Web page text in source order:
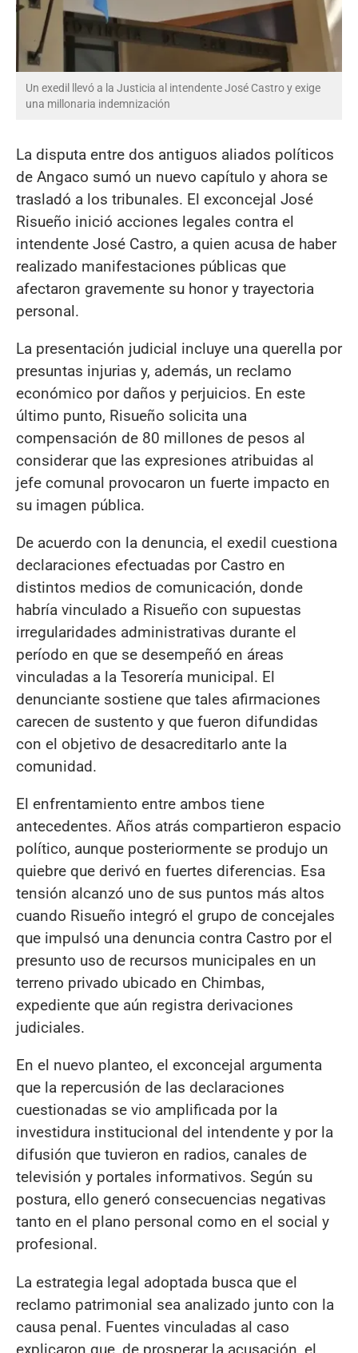
Un exedil llevó a la Justicia al intendente José Castro y exige
una millonaria indemnización
La disputa entre dos antiguos aliados políticos
de Angaco sumó un nuevo capítulo y ahora se
trasladó a los tribunales. El exconcejal José
Risueño inició acciones legales contra el
intendente José Castro, a quien acusa de haber
realizado manifestaciones públicas que
afectaron gravemente su honor y trayectoria
personal.
La presentación judicial incluye una querella por
presuntas injurias y, además, un reclamo
económico por daños y perjuicios. En este
último punto, Risueño solicita una
compensación de 80 millones de pesos al
considerar que las expresiones atribuidas al
jefe comunal provocaron un fuerte impacto en
su imagen pública.
De acuerdo con la denuncia, el exedil cuestiona
declaraciones efectuadas por Castro en
distintos medios de comunicación, donde
habría vinculado a Risueño con supuestas
irregularidades administrativas durante el
período en que se desempeñó en áreas
vinculadas a la Tesorería municipal. El
denunciante sostiene que tales afirmaciones
carecen de sustento y que fueron difundidas
con el objetivo de desacreditarlo ante la
comunidad.
El enfrentamiento entre ambos tiene
antecedentes. Años atrás compartieron espacio
político, aunque posteriormente se produjo un
quiebre que derivó en fuertes diferencias. Esa
tensión alcanzó uno de sus puntos más altos
cuando Risueño integró el grupo de concejales
que impulsó una denuncia contra Castro por el
presunto uso de recursos municipales en un
terreno privado ubicado en Chimbas,
expediente que aún registra derivaciones
judiciales.
En el nuevo planteo, el exconcejal argumenta
que la repercusión de las declaraciones
cuestionadas se vio amplificada por la
investidura institucional del intendente y por la
difusión que tuvieron en radios, canales de
televisión y portales informativos. Según su
postura, ello generó consecuencias negativas
tanto en el plano personal como en el social y
profesional.
La estrategia legal adoptada busca que el
reclamo patrimonial sea analizado junto con la
causa penal. Fuentes vinculadas al caso
explicaron que, de prosperar la acusación, el